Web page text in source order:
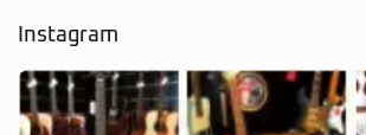
Instagram